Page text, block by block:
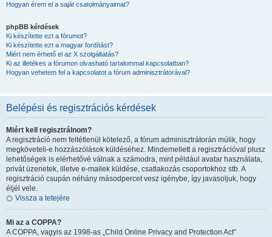
Hogyan érem el a saját csatolmányaimat?
phpBB kérdések
Ki készítette ezt a fórumot?
Ki készítette ezt a magyar fordítást?
Miért nem érhető el az X szolgáltatás?
Ki az illetékes a fórumon olvasható tartalommal kapcsolatban?
Hogyan vehetem fel a kapcsolatot a fórum adminisztrátorával?
Belépési és regisztrációs kérdések
Miért kell regisztrálnom?
A regisztráció nem feltétlenül kötelező, a fórum adminisztrátorán múlik, hogy
megköveteli-e hozzászólások küldéséhez. Mindemellett a regisztrációval plusz
lehetőségek is elérhetővé válnak a számodra, mint például avatar használata,
privát üzenetek, illetve e-mailek küldése, csatlakozás csoportokhoz stb. A
regisztráció csupán néhány másodpercet vesz igénybe, így javasoljuk, hogy
éljél vele.
Vissza a tetejére
Mi az a COPPA?
A COPPA, vagyis az 1998-as „Child Online Privacy and Protection Act”